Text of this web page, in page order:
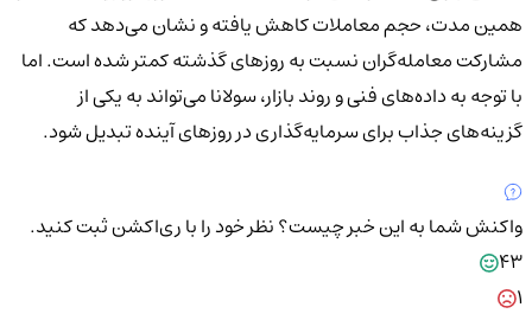
همین مدت، حجم معاملات کاهش یافته و نشان می‌دهد که
مشارکت معامله‌گران نسبت به روزهای گذشته کمتر شده است. اما
با توجه به داده‌های فنی و روند بازار، سولانا می‌تواند به یکی از
گزینه‌های جذاب برای سرمایه‌گذاری در روزهای آینده تبدیل شود.
واکنش شما به این خبر چیست؟نظر خود را با ری‌اکشن ثبت کنید.
43